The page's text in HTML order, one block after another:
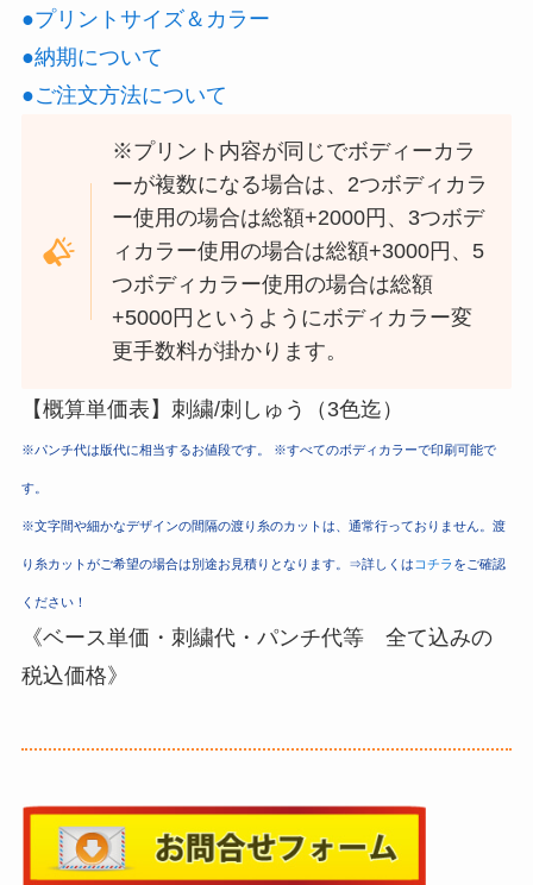
●プリントサイズ＆カラー
●納期について
●ご注文方法について
※プリント内容が同じでボディーカラ
ーが複数になる場合は、2つボディカラ
ー使用の場合は総額+2000円、3つボデ
ィカラー使用の場合は総額+3000円、5
つボディカラー使用の場合は総額
+5000円というようにボディカラー変
更手数料が掛かります。
【概算単価表】刺繍/刺しゅう（3色迄）
※パンチ代は版代に相当するお値段です。 ※すべてのボディカラーで印刷可能で
す。
※文字間や細かなデザインの間隔の渡り糸のカットは、通常行っておりません。渡
り糸カットがご希望の場合は別途お見積りとなります。⇒詳しくは コチラ をご確認
ください！
《ベース単価・刺繍代・パンチ代等 全て込みの
税込価格》